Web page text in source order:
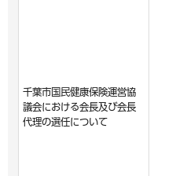
千葉市国民健康保険運営協
議会における会長及び会長
代理の選任について